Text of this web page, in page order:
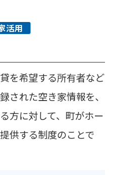
活用
を希望する所有者など
された空き家情報を、
方に対して、町がホー
供する制度のことで